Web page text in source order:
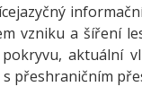
vzniku a šíření
aktuální
přeshraničním